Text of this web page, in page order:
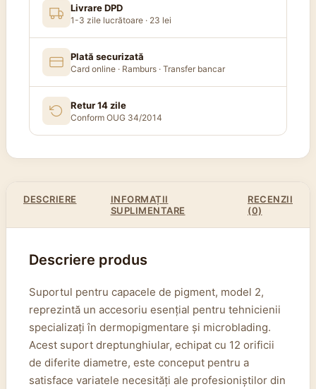
Livrare DPD
1-3 zile lucrătoare · 23 lei
Plată securizată
Card online · Ramburs · Transfer bancar
Retur 14 zile
Conform OUG 34/2014
DESCRIERE
INFORMAȚII
SUPLIMENTARE
RECENZII
(0)
Descriere produs
Suportul pentru capacele de pigment, model 2,
reprezintă un accesoriu esențial pentru tehnicienii
specializați în dermopigmentare și microblading.
Acest suport dreptunghiular, echipat cu 12 orificii
de diferite diametre, este conceput pentru a
satisface variatele necesități ale profesioniștilor din